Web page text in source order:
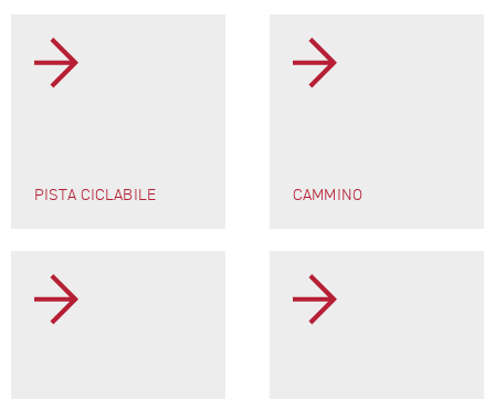
PISTA CICLABILE CAMMINO